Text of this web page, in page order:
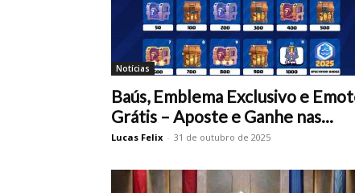
Notícias
Baús, Emblema Exclusivo e
Grátis – Aposte e Ganhe nas...
Lucas Felix - 31 de outubro de 2025